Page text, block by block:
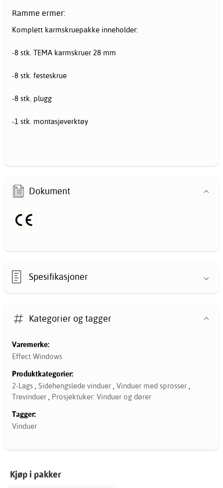
Ramme ermer:
Komplett karmskruepakke inneholder:
-8 stk. TEMA karmskruer 28 mm
-8 stk. festeskrue
-8 stk. plugg
-1 stk. montasjeverktøy
Dokument
Spesifikasjoner
Kategorier og tagger
Varemerke:
Effect Windows
Produktkategorier:
2-Lags , Sidehengslede vinduer , Vinduer med sprosser ,
Trevinduer , Prosjektuker: Vinduer og dører
Tagger:
Vinduer
Kjøp i pakker